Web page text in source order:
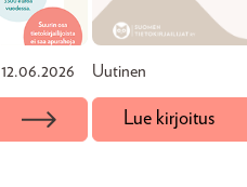
12.06.2026 Uutinen
Lue kirjoitus